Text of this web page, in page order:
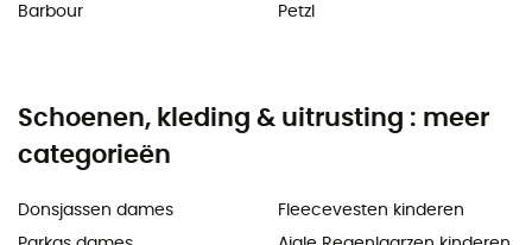
Barbour
Petzl
Schoenen, kleding & uitrusting : meer
categorieën
Donsjassen dames
Fleecevesten kinderen